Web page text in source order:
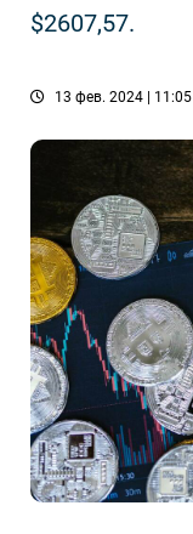
$2607,57.
13 фев. 2024 | 11:05